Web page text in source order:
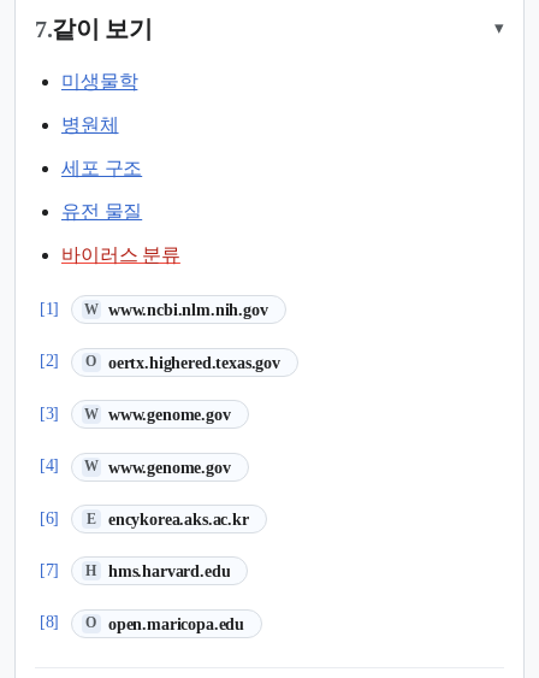
7.같이 보기 ▾
미생물학
병원체
세포 구조
유전 물질
바이러스 분류
[1] W www.ncbi.nlm.nih.gov
(새 탭에서 열림)
[2] O oertx.highered.texas.gov
(새 탭에서 열림)
[3] W www.genome.gov
(새 탭에서 열림)
[4] W www.genome.gov
(새 탭에서 열림)
[6] E encykorea.aks.ac.kr
(새 탭에서 열림)
[7] H hms.harvard.edu
(새 탭에서 열림)
[8] O open.maricopa.edu
(새 탭에서 열림)